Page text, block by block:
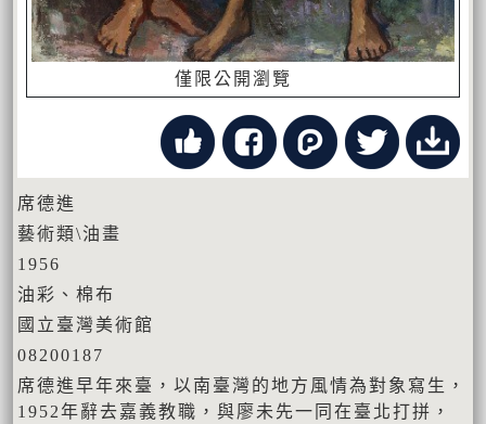
僅限公開瀏覽
席德進
藝術類\油畫
1956
油彩、棉布
國立臺灣美術館
08200187
席德進早年來臺，以南臺灣的地方風情為對象寫生，
1952年辭去嘉義教職，與廖未先一同在臺北打拼，